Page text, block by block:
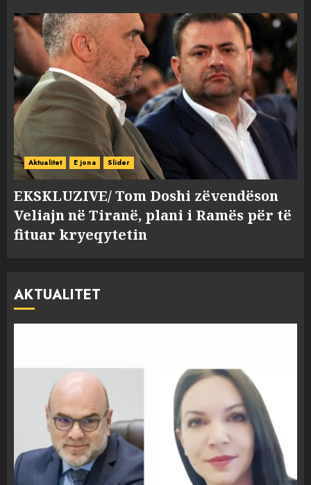
Aktualitet E jona Slider
EKSKLUZIVE/ Tom Doshi zëvendëson
Veliajn në Tiranë, plani i Ramës për të
fituar kryeqytetin
AKTUALITET